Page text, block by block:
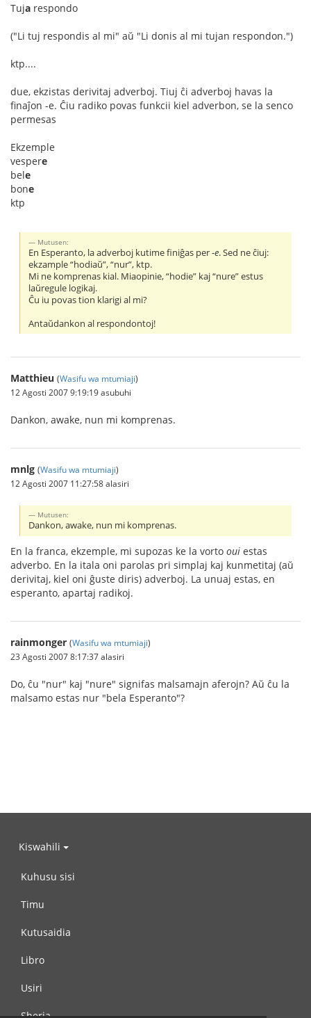
Tuja respondo
("Li tuj respondis al mi" aŭ "Li donis al mi tujan respondon.")
ktp....
due, ekzistas derivitaj adverboj. Tiuj ĉi adverboj havas la
finaĵon -e. Ĉiu radiko povas funkcii kiel adverbon, se la senco
permesas
Ekzemple
vespere
bele
bone
ktp
Mutusen:
En Esperanto, la adverboj kutime finiĝas per-e. Sed ne ĉiuj:
ekzample “hodiaŭ”, “nur”, ktp.
Mi ne komprenas kial. Miaopinie, “hodie” kaj “nure” estus
laŭregule logikaj.
Ĉu iu povas tion klarigi al mi?
Antaŭdankon al respondontoj!
Matthieu (Wasifu wa mtumiaji)
12 Agosti 2007 9:19:19 asubuhi
Dankon, awake, nun mi komprenas.
mnlg (Wasifu wa mtumiaji)
12 Agosti 2007 11:27:58 alasiri
Mutusen:
Dankon, awake, nun mi komprenas.
En la franca, ekzemple, mi supozas ke la vorto oui estas
adverbo. En la itala oni parolas pri simplaj kaj kunmetitaj (aŭ
derivitaj, kiel oni ĝuste diris) adverboj. La unuaj estas, en
esperanto, apartaj radikoj.
rainmonger (Wasifu wa mtumiaji)
23 Agosti 2007 8:17:37 alasiri
Do, ĉu "nur" kaj "nure" signifas malsamajn aferojn? Aŭ ĉu la
malsamo estas nur "bela Esperanto"?
Kiswahili
Kuhusu sisi
Timu
Kutusaidia
Libro
Usiri